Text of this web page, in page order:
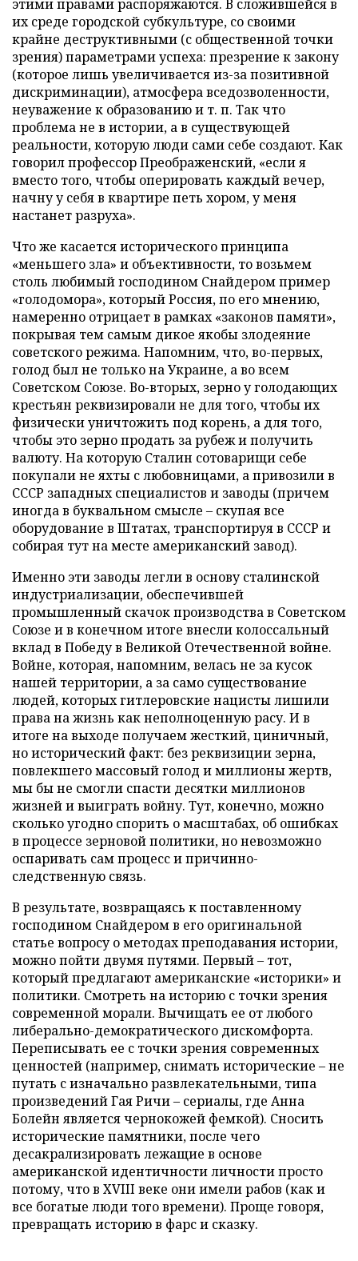
этими правами распоряжаются. В сложившейся в
их среде городской субкультуре, со своими
крайне деструктивными (с общественной точки
зрения) параметрами успеха: презрение к закону
(которое лишь увеличивается из-за позитивной
дискриминации), атмосфера вседозволенности,
неуважение к образованию и т. п. Так что
проблема не в истории, а в существующей
реальности, которую люди сами себе создают. Как
говорил профессор Преображенский, «если я
вместо того, чтобы оперировать каждый вечер,
начну у себя в квартире петь хором, у меня
настанет разруха».
Что же касается исторического принципа
«меньшего зла» и объективности, то возьмем
столь любимый господином Снайдером пример
«голодомора», который Россия, по его мнению,
намеренно отрицает в рамках «законов памяти»,
покрывая тем самым дикое якобы злодеяние
советского режима. Напомним, что, во-первых,
голод был не только на Украине, а во всем
Советском Союзе. Во-вторых, зерно у голодающих
крестьян реквизировали не для того, чтобы их
физически уничтожить под корень, а для того,
чтобы это зерно продать за рубеж и получить
валюту. На которую Сталин сотоварищи себе
покупали не яхты с любовницами, а привозили в
СССР западных специалистов и заводы (причем
иногда в буквальном смысле – скупая все
оборудование в Штатах, транспортируя в СССР и
собирая тут на месте американский завод).
Именно эти заводы легли в основу сталинской
индустриализации, обеспечившей
промышленный скачок производства в Советском
Союзе и в конечном итоге внесли колоссальный
вклад в Победу в Великой Отечественной войне.
Войне, которая, напомним, велась не за кусок
нашей территории, а за само существование
людей, которых гитлеровские нацисты лишили
права на жизнь как неполноценную расу. И в
итоге на выходе получаем жесткий, циничный,
но исторический факт: без реквизиции зерна,
повлекшего массовый голод и миллионы жертв,
мы бы не смогли спасти десятки миллионов
жизней и выиграть войну. Тут, конечно, можно
сколько угодно спорить о масштабах, об ошибках
в процессе зерновой политики, но невозможно
оспаривать сам процесс и причинно-
следственную связь.
В результате, возвращаясь к поставленному
господином Снайдером в его оригинальной
статье вопросу о методах преподавания истории,
можно пойти двумя путями. Первый – тот,
который предлагают американские «историки» и
политики. Смотреть на историю с точки зрения
современной морали. Вычищать ее от любого
либерально-демократического дискомфорта.
Переписывать ее с точки зрения современных
ценностей (например, снимать исторические – не
путать с изначально развлекательными, типа
произведений Гая Ричи – сериалы, где Анна
Болейн является чернокожей фемкой). Сносить
исторические памятники, после чего
десакрализировать лежащие в основе
американской идентичности личности просто
потому, что в XVIII веке они имели рабов (как и
все богатые люди того времени). Проще говоря,
превращать историю в фарс и сказку.